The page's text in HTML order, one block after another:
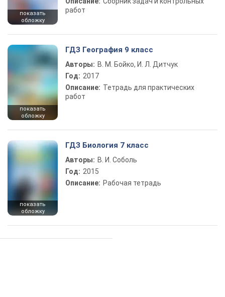
показать
обложку
работ
показать
обложку
ГДЗ География 9 класс
Авторы: В. М. Бойко, И. Л. Дитчук
Год: 2017
Описание: Тетрадь для практических
работ
показать
обложку
ГДЗ Биология 7 класс
Авторы: В. И. Соболь
Год: 2015
Описание: Рабочая тетрадь